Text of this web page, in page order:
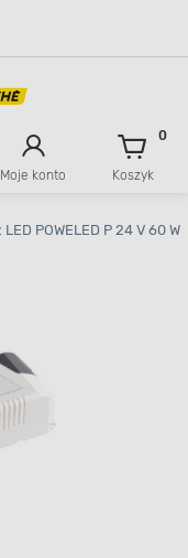
Moje konto Koszyk
0
POWELED P 24 V 60 W